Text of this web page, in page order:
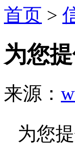
首页 >
为您
来源：
为您